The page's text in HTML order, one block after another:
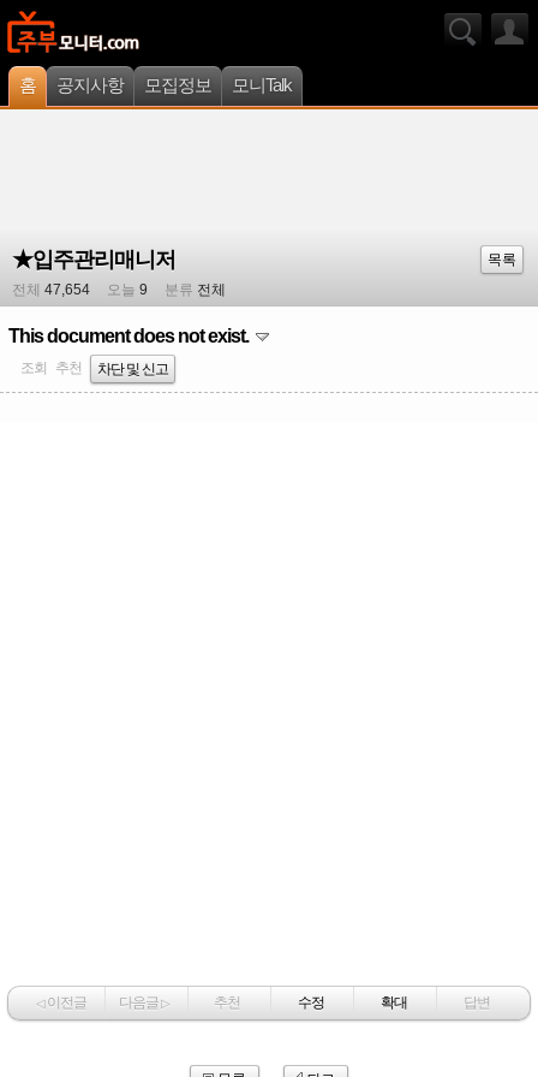
홈 공지사항 모집정보 모니Talk
★입주관리매니저
목록
전체 47,654 오늘 9 분류 전체
This document does not exist.
조회 추천 차단 및 신고
◁이전글 다음글▷ 추천 수정 확대 답변